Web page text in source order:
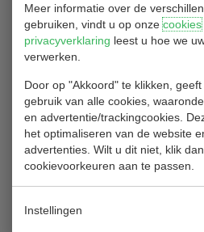
Meer informatie over de
gebruiken, vindt u op onzecookies
privacyverklaring leest u hoe we
verwerken.
Door op "Akkoord" te klikken,
gebruik van alle cookies,
en advertentie/trackingcookies.
het optimaliseren van de website
advertenties. Wilt u dit niet, klik
cookievoorkeuren aan te passen.
Instellingen
2911 BC Nieuwerkerk ad IJssel
secretariaat@golfclubhitland.nl